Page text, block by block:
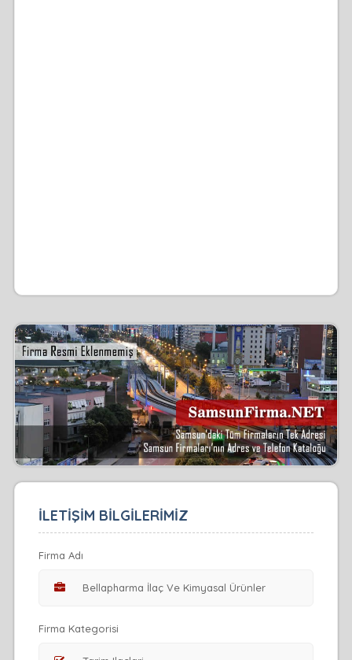
İLETİŞİM BİLGİLERİMİZ
Firma Adı
Firma Kategorisi